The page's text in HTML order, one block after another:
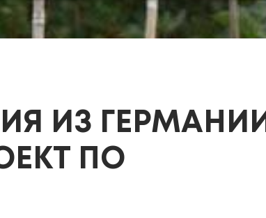
ИЗ ГЕРМАНИИ
ПО